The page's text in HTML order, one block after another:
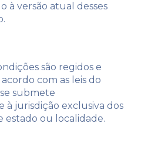
à versão atual desses
são regidos e
com as leis do
submete
à jurisdição exclusiva dos
estado ou localidade.